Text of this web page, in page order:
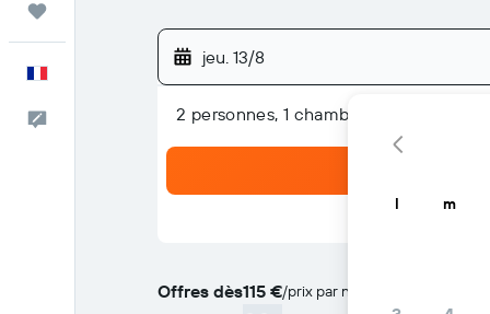
jeu. 13/8
2 personnes, 1 chambre
Offres dès115 €/prix par nuit le moins cher
l m